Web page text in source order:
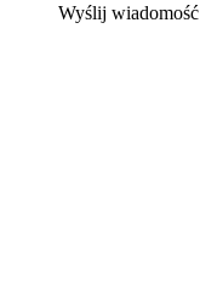
Wyślij wiadomość